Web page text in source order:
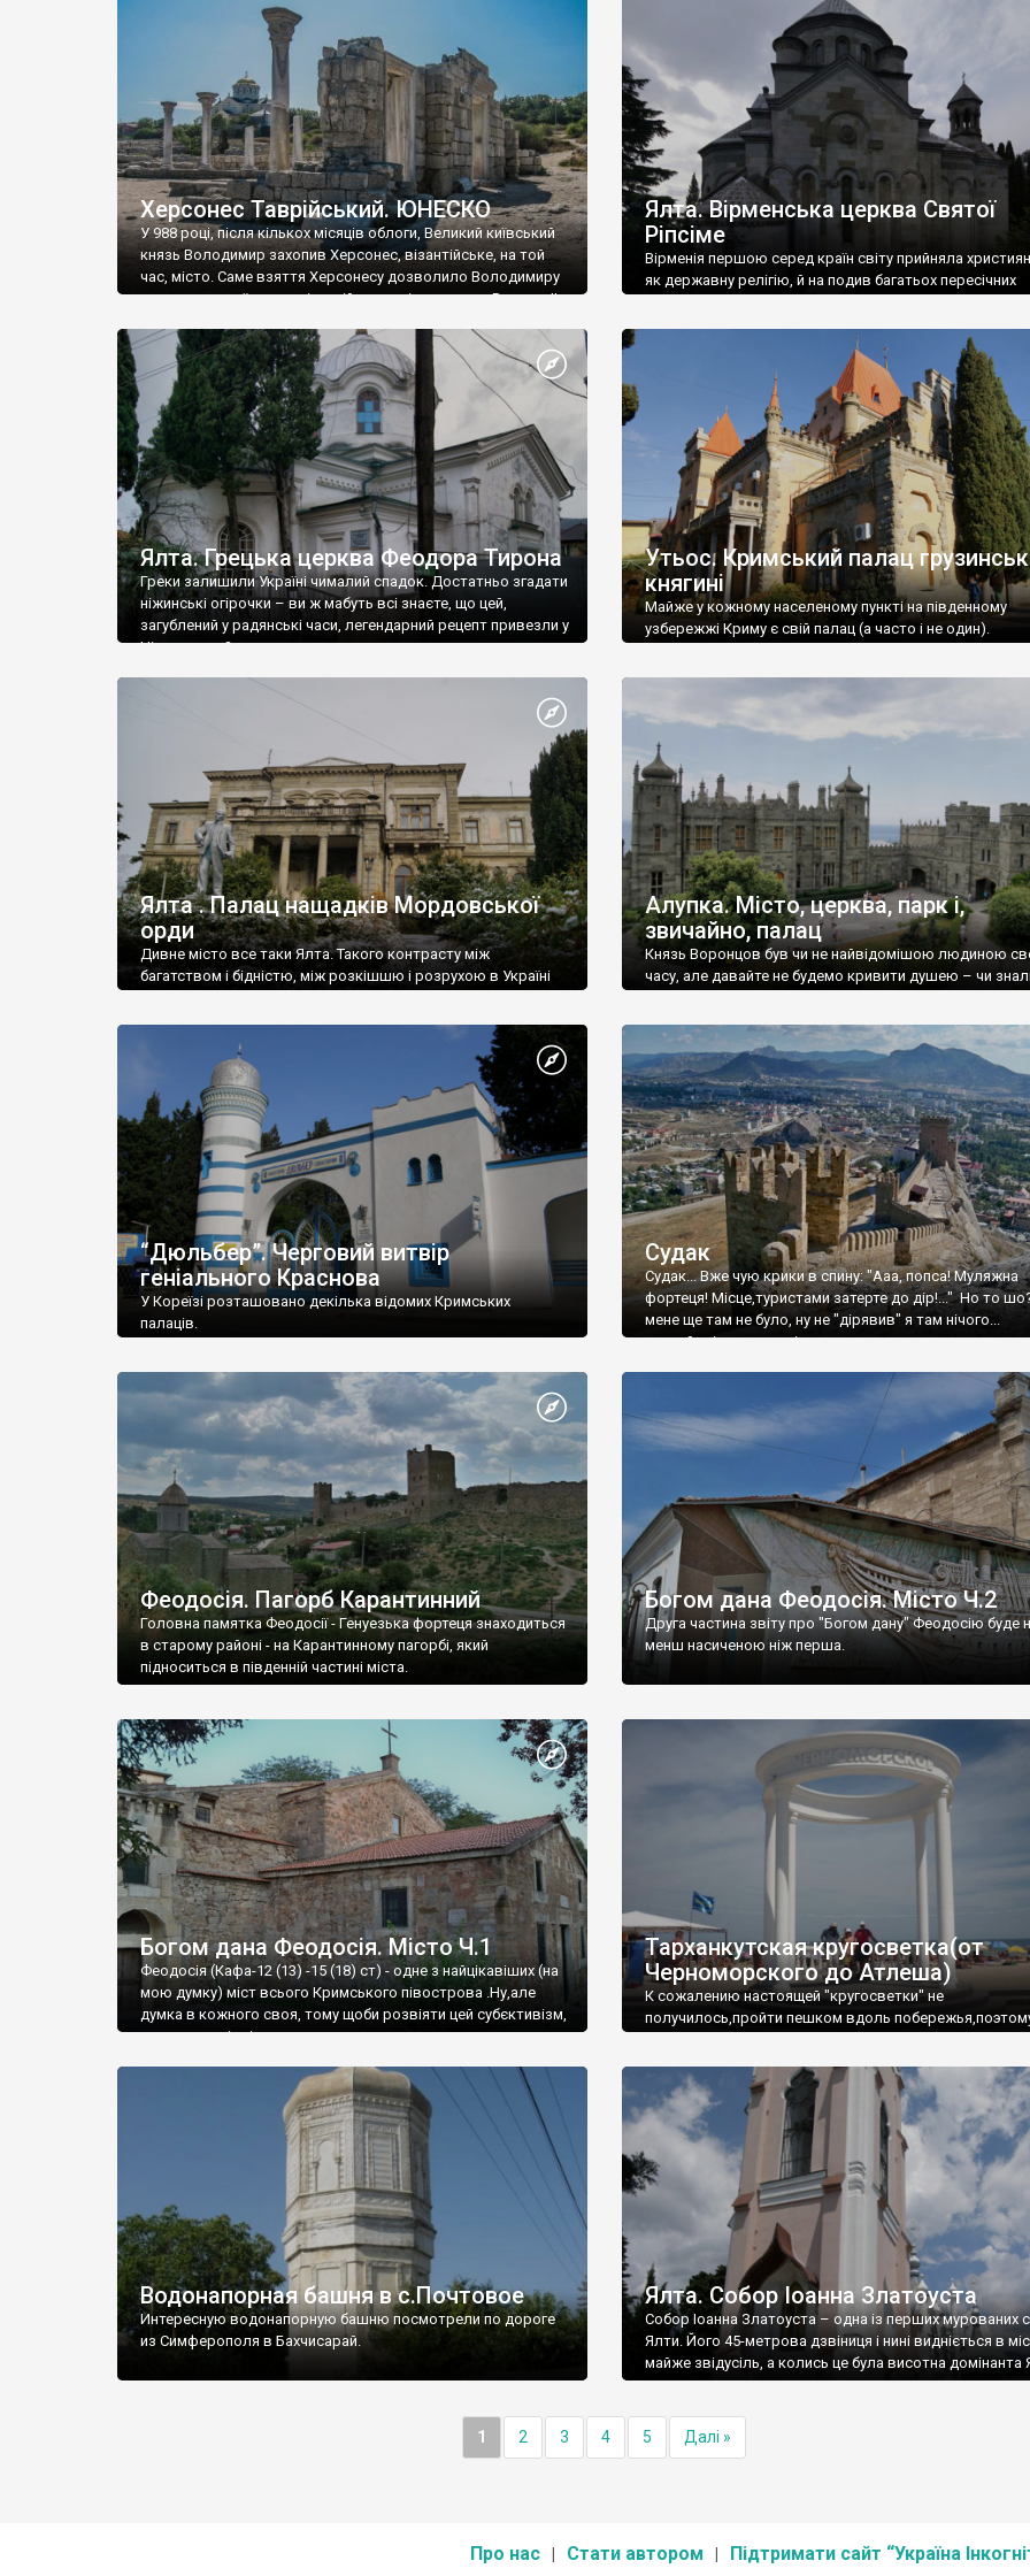
візантійської доби. Раритети викрадені з фондів об’єкту
культурної спадщини ЮНЕСКО «Херсонеса Таврійського».
Офіційно – на виставку «Золото Візантії», але експерти та
влада в Україні вважають це лише […]
називаються «повстяками» (postaki)…” “Вино. Крим
виробляє відмінне вино і його вдосталь: воно все
легке біле і дуже […]
Херсонес Таврійський. ЮНЕСКО
У 988 році, після кількох місяців облоги, Великий київський
князь Володимир захопив Херсонес, візантійське, на той
час, місто. Саме взяття Херсонесу дозволило Володимиру
диктувати свої умови візантійському імператору Василю ІІ,
Херсонесі Володимир-язичник, став Василем-
християнином. А потім було Хрещення Русі. На честь
Херсонесу Таврійського названо місто […]
Ялта. Вірменська церква Святої
Ріпсіме
Вірменія першою серед країн світу прийняла
як державну релігію, й на подив багатьох пересічних
Ялта. Грецька церква Феодора Тирона
Греки залишили Україні чималий спадок. Достатньо згадати
ніжинські огірочки – ви ж мабуть всі знаєте, що цей,
загублений у радянські часи, легендарний рецепт привезли у
Ніжин греки?
Утьос. Кримський палац
княгині
Майже у кожному населеному пункті на південному
узбережжі Криму є свій палац (а часто і не один).
Ялта . Палац нащадків Мордовської
орди
Дивне місто все таки Ялта. Такого контрасту між
багатством і бідністю, між розкішшю і розрухою в Україні
Алупка. Місто, церква, парк і,
звичайно, палац
Князь Воронцов був чи не найвідомішою людиною
часу, але давайте не будемо кривити душею – чи
“Дюльбер”. Черговий витвір
геніального Краснова
У Кореїзі розташовано декілька відомих Кримських
палаців.
Судак
Судак... Вже чую крики в спину: "Ааа, попса! Муляжна
фортеця! Місце,туристами затерте до дір!..." Но то
мене ще там не було, ну не "дірявив" я там нічого...
принаймні до цього літа.
Феодосія. Пагорб Карантинний
Головна памятка Феодосії - Генуезька фортеця знаходиться
в старому районі - на Карантинному пагорбі, який
підноситься в південній частині міста.
Богом дана Феодосія. Місто Ч.2
Друга частина звіту про "Богом дану" Феодосію буде
менш насиченою ніж перша.
Богом дана Феодосія. Місто Ч.1
Феодосія (Кафа-12 (13) -15 (18) ст) - одне з найцікавіших (на
мою думку) міст всього Кримського півострова .Ну,але
думка в кожного своя, тому щоби розвіяти цей субєктивізм,
запрошую відвідати це
Тарханкутская кругосветка(от
Черноморского до Атлеша)
К сожалению настоящей "кругосветки" не
получилось,пройти пешком вдоль
Водонапорная башня в с.Почтовое
Интересную водонапорную башню посмотрели по дороге
из Симферополя в Бахчисарай.
Ялта. Собор Іоанна Златоуста
Собор Іоанна Златоуста – одна із перших мурованих
Ялти. Його 45-метрова дзвіниця і нині видніється в
майже звідусіль, а колись це була висотна домінанта
1 2 3 4 5 Далі »
Про нас Стати автором Підтримати сайт “Україна